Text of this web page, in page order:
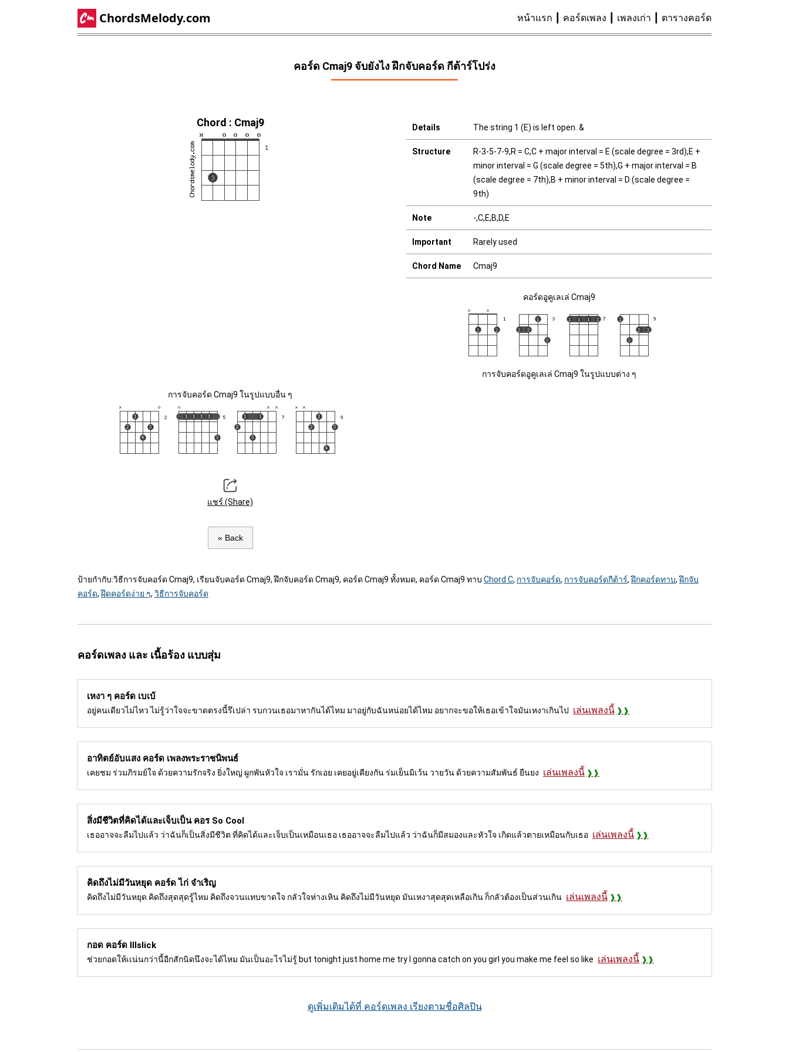
ChordsMelody.com หน้าแรก คอร์ดเพลง เพลงเก่า ตารางคอร์ด
คอร์ด Cmaj9 จับยังไง ฝึกจับคอร์ด กีต้าร์โปร่ง
Chord : Cmaj9
การจับคอร์ด Cmaj9 ในรูปแบบอื่น ๆ
แชร์ (Share)
« Back
Details The string 1 (E) is left open. &
Structure
R-3-5-7-9,R = C,C + major interval = E (scale degree = 3rd),E +
minor interval = G (scale degree = 5th),G + major interval = B
(scale degree = 7th),B + minor interval = D (scale degree =
9th)
Note -,C,E,B,D,E
Important Rarely used
Chord Name Cmaj9
คอร์ดอูคูเลเล่ Cmaj9
การจับคอร์ดอูคูเลเล่ Cmaj9 ในรูปแบบต่าง ๆ
ป้ายกำกับ:วิธีการจับคอร์ด Cmaj9, เรียนจับคอร์ด Cmaj9, ฝึกจับคอร์ด Cmaj9, คอร์ด Cmaj9 ทั้งหมด, คอร์ด Cmaj9 ทาบ Chord C, การจับคอร์ด, การจับคอร์ดกีต้าร์,ฝึกคอร์ดทาบ,ฝึกจับ
คอร์ด,ฝึดคอร์ดง่าย ๆ, วิธีการจับคอร์ด
คอร์ดเพลง และ เนื้อร้อง แบบสุ่ม
เหงา ๆ คอร์ด เบเบ้
อยู่คนเดียวไม่ไหว ไม่รู้ว่าใจจะขาดตรงนี้รึเปล่า รบกวนเธอมาหากันได้ไหม มาอยู่กับฉันหน่อยได้ไหม อยากจะขอให้เธอเข้าใจมันเหงาเกินไป เล่นเพลงนี้
อาทิตย์อับแสง คอร์ด เพลงพระราชนิพนธ์
เคยชม ร่วมภิรมย์ใจ ด้วยความรักจริง ยิ่งใหญ่ ผูกพันหัวใจ เรามั่น รักเอย เคยอยู่เคียงกัน ร่มเย็นมิเว้น วายวัน ด้วยความสัมพันธ์ ยืนยง เล่นเพลงนี้
สิ่งมีชีวิตที่คิดได้และเจ็บเป็น คอร So Cool
เธออาจจะลืมไปแล้ว ว่าฉันก็เป็นสิ่งมีชีวิต ที่คิดได้และเจ็บเป็นเหมือนเธอ เธออาจจะลืมไปแล้ว ว่าฉันก็มีสมองและหัวใจ เกิดแล้วตายเหมือนกับเธอ เล่นเพลงนี้
คิดถึงไม่มีวันหยุด คอร์ดไก่ จำเริญ
คิดถึงไม่มีวันหยุด คิดถึงสุดสุดรู้ไหม คิดถึงจวนแทบขาดใจ กลัวใจห่างเหิน คิดถึงไม่มีวันหยุด มันเหงาสุดสุดเหลือเกิน ก็กลัวต้องเป็นส่วนเกิน เล่นเพลงนี้
กอด คอร์ด Illslick
ช่วยกอดให้เเน่นกว่านี้อีกสักนิดนึงจะได้ไหม มันเป็นอะไรไม่รู้ but tonight just home me try I gonna catch on you girl you make me feel so like เล่นเพลงนี้
ดูเพิ่มเติมได้ที่ คอร์ดเพลง เรียงตามชื่อศิลปิน